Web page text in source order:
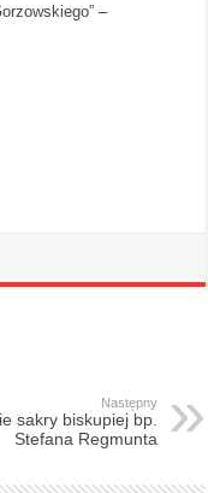
–
Następny
sakry biskupiej bp.
Stefana Regmunta